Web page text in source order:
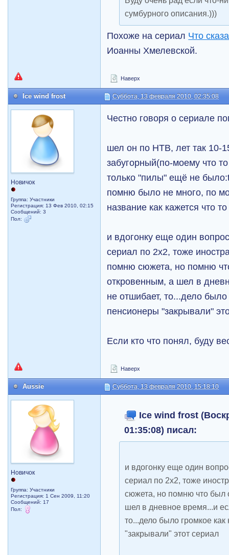
сумбурного описания.)))
Похоже на сериал Что
Иоанны Хмелевской.
Наверх
Ice wind frost Суббота, 13 февраля 2010, 02:35:08
Новичок
Группа: Участники
Регистрация: 13 Фев 2010, 02:15
Сообщений: 3
Пол:
Честно говоря о сериале
шел он по НТВ, лет так 10-
забугорный(по-моему что
только "пилы" ещё не
помню было не много, по
название как кажется что
и вдогонку еще один
сериал по 2х2, тоже
помню сюжета, но помню
откровенным, а шел в
не отшибает, то...дело
пенсионеры "закрывали"
Если кто что понял, буду
Наверх
Aussie Суббота, 13 февраля 2010, 15:18:10
Новичок
Группа: Участники
Регистрация: 1 Сен 2009, 11:20
Сообщений: 17
Пол:
Ice wind frost
01:35:08) писал:
и вдогонку еще один
сериал по 2х2, тоже
сюжета, но помню что был
шел в дневное время...и
то...дело было громкое
"закрывали" этот сериал